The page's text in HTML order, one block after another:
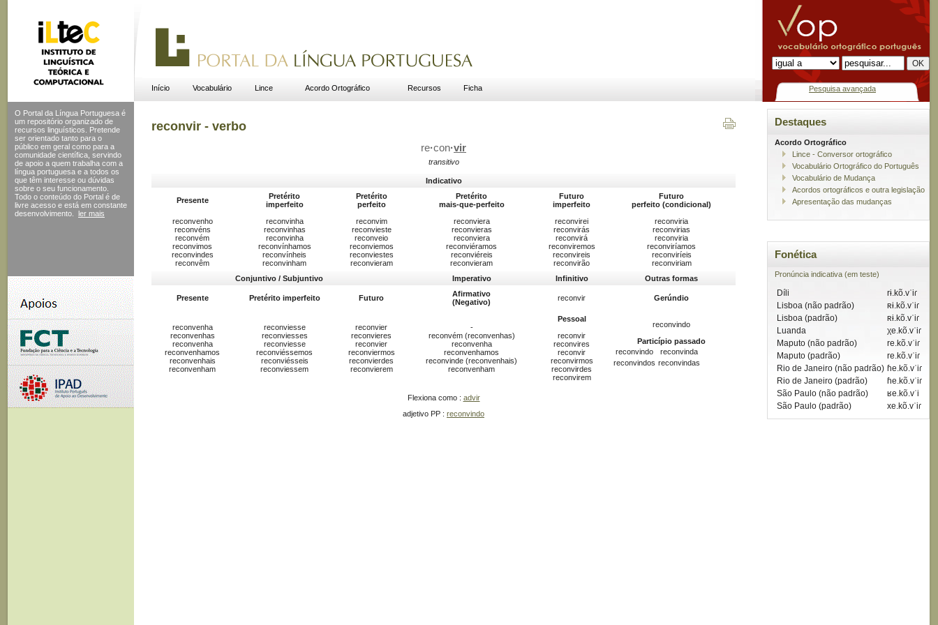
Início Vocabulário Lince Acordo Ortográfico Recursos Ficha Pesquisa avançada
O Portal da Língua Portuguesa é
um repositório organizado de
recursos linguísticos. Pretende
ser orientado tanto para o
público em geral como para a
comunidade científica, servindo
de apoio a quem trabalha com a
língua portuguesa e a todos os
que têm interesse ou dúvidas
sobre o seu funcionamento.
Todo o conteúdo do Portal é de
livre acesso e está em constante
desenvolvimento.
ler mais
reconvir - verbo
re·con·vir
transitivo
Indicativo
Presente
Pretérito
imperfeito
Pretérito
perfeito
Pretérito
mais-que-perfeito
Futuro
imperfeito
Futuro
perfeito (condicional)
reconvenho
reconvéns
reconvém
reconvimos
reconvindes
reconvêm
reconvinha
reconvinhas
reconvinha
reconvínhamos
reconvínheis
reconvinham
reconvim
reconvieste
reconveio
reconviemos
reconviestes
reconvieram
reconviera
reconvieras
reconviera
reconviéramos
reconviéreis
reconvieram
reconvirei
reconvirás
reconvirá
reconviremos
reconvireis
reconvirão
reconviria
reconvirias
reconviria
reconviríamos
reconviríeis
reconviriam
Conjuntivo / Subjuntivo
Imperativo Infinitivo Outras formas
Presente Pretérito imperfeito Futuro
Afirmativo
(Negativo)
reconvir Gerúndio
reconvenha
reconvenhas
reconvenha
reconvenhamos
reconvenhais
reconvenham
reconviesse
reconviesses
reconviesse
reconviéssemos
reconviésseis
reconviessem
reconvier
reconvieres
reconvier
reconviermos
reconvierdes
reconvierem
-
reconvém (reconvenhas)
reconvenha
reconvenhamos
reconvinde (reconvenhais)
reconvenham
Pessoal
reconvir
reconvires
reconvir
reconvirmos
reconvirdes
reconvirem
reconvindo
Particípio passado
reconvindo
reconvinda
reconvindos reconvindas
Flexiona como : advir
adjetivo PP : reconvindo
Destaques
Acordo Ortográfico
Lince - Conversor ortográfico
Vocabulário Ortográfico do Português
Vocabulário de Mudança
Acordos ortográficos e outra legislação
Apresentação das mudanças
Fonética
Pronúncia indicativa (em teste)
Díli
rɨ.kõ.vˈiɾ
Lisboa (não padrão)
ʀɨ.kõ.vˈiɾ
Lisboa (padrão)
ʀɨ.kõ.vˈiɾ
Luanda
χe.kõ.vˈiɾ
Maputo (não padrão)
re.kõ.vˈiɾ
Maputo (padrão)
re.kõ.vˈiɾ
Rio de Janeiro (não padrão) ɦe.kõ.vˈiɾ
Rio de Janeiro (padrão)
ɦe.kõ.vˈiɾ
São Paulo (não padrão)
ʁe.kõ.vˈi
São Paulo (padrão)
xe.kõ.vˈiɾ